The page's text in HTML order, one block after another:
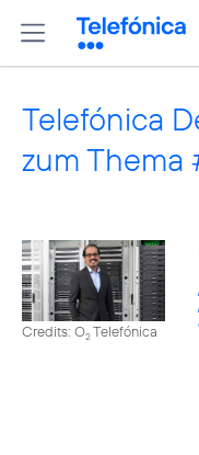
Telefónica
zum Thema
Credits: O2Telefónica